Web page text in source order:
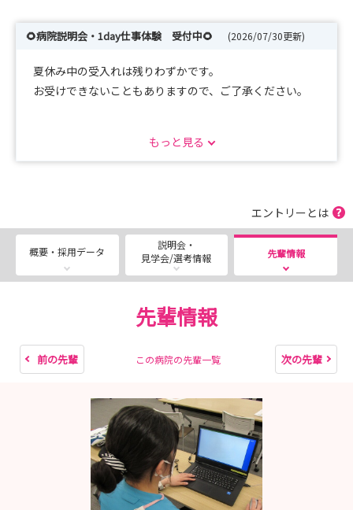
🌻病院説明会・1day仕事体験 受付中🌻 (2026/07/30更新)
夏休み中の受入れは残りわずかです。
お受けできないこともありますので、ご了承ください。
夏休みを利用して、職場の雰囲気を感じてみませんか？
🍃病院説明会 随時開催 🍃
病院説明会も随時開催です。ご希望の日時を第３希望まで
お知らせください。
もっと見る
エントリーとは
概要・採用データ
説明会・
見学会/選考情報
先輩情報
先輩情報
前の先輩 この病院の先輩一覧 次の先輩